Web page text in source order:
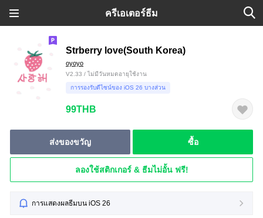
ครีเอเตอร์ธีม
Strberry love(South Korea)
oyoyo
V2.33 / ไม่มีวันหมดอายุใช้งาน
การรองรับดีไซน์ของ iOS 26 บางส่วน
99THB
ส่งของขวัญ ซื้อ
ลองใช้สติกเกอร์ & ธีมไม่อั้น ฟรี!
การแสดงผลธีมบน iOS 26